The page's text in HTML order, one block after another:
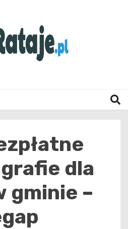
dla
gminie –